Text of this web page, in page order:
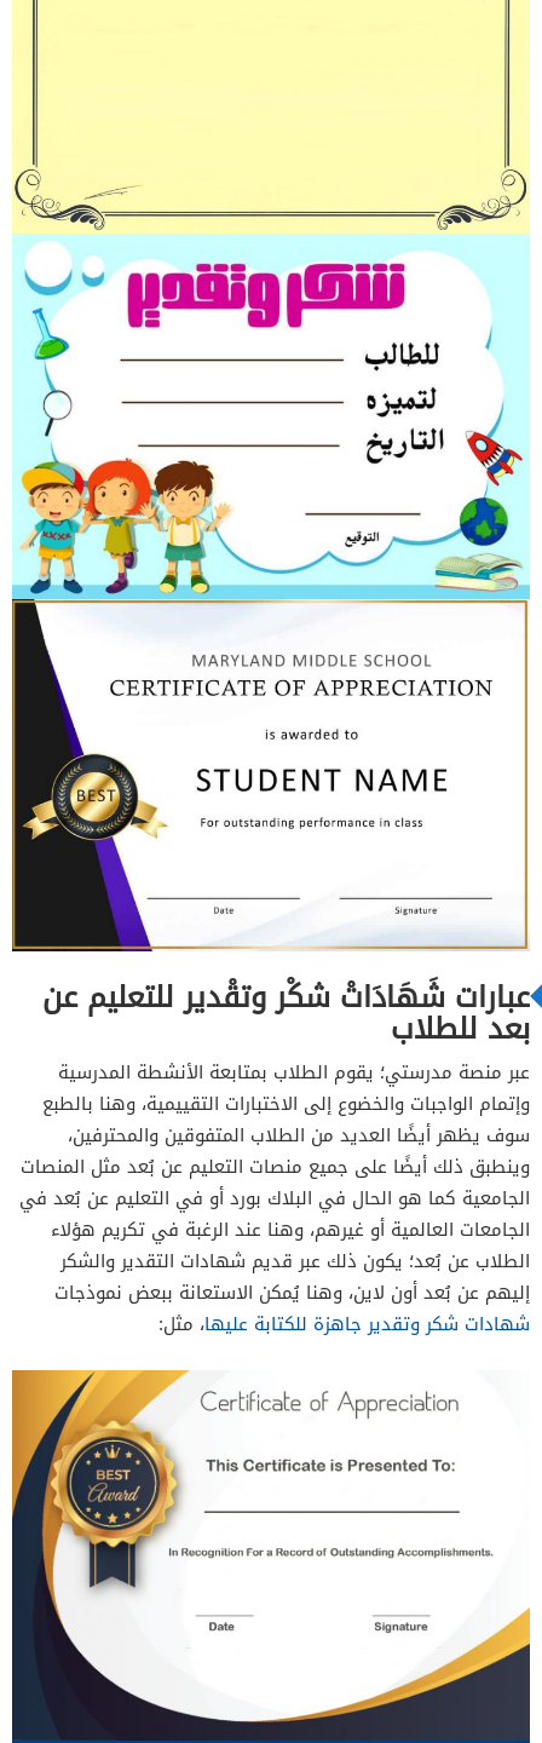
عبارات شَهَادَاتْ شكْر وتقْدير للتعليم عن
بعد للطلاب
عبر منصة مدرستي؛ يقوم الطلاب بمتابعة الأنشطة المدرسية
وإتمام الواجبات والخضوع إلى الاختبارات التقييمية، وهنا بالطبع
سوف يظهر أيضًا العديد من الطلاب المتفوقين والمحترفين،
وينطبق ذلك أيضًا على جميع منصات التعليم عن بُعد مثل المنصات
الجامعية كما هو الحال في البلاك بورد أو في التعليم عن بُعد في
الجامعات العالمية أو غيرهم، وهنا عند الرغبة في تكريم هؤلاء
الطلاب عن بُعد؛ يكون ذلك عبر قديم شهادات التقدير والشكر
إليهم عن بُعد أون لاين، وهنا يُمكن الاستعانة ببعض نموذجات
شهادات شكر وتقدير جاهزة للكتابة عليها، مثل: